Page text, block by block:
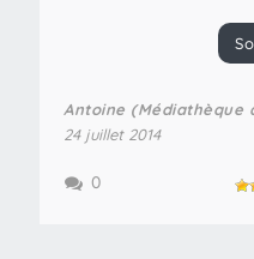
Antoine (Médiathèque
24 juillet 2014
0